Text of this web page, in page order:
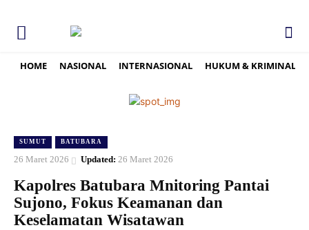
HOME NASIONAL INTERNASIONAL HUKUM & KRIMINAL
SUMUT BATUBARA
26 Maret 2026 Updated: 26 Maret 2026
Kapolres Batubara Mnitoring Pantai
Sujono, Fokus Keamanan dan
Keselamatan Wisatawan